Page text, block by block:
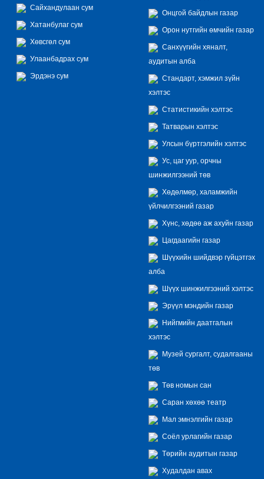
Сайхандулаан сум
Хатанбулаг сум
Хөвсгөл сум
Улаанбадрах сум
Эрдэнэ сум
Онцгой байдлын газар
Орон нутгийн өмчийн газар
Санхүүгийн хяналт,
аудитын алба
Стандарт, хэмжил зүйн
хэлтэс
Статистикийн хэлтэс
Татварын хэлтэс
Улсын бүртгэлийн хэлтэс
Ус, цаг уур, орчны
шинжилгээний төв
Хөдөлмөр, халамжийн
үйлчилгээний газар
Хүнс, хөдөө аж ахуйн газар
Цагдаагийн газар
Шүүхийн шийдвэр гүйцэтгэх
алба
Шүүх шинжилгээний хэлтэс
Эрүүл мэндийн газар
Нийгмийн даатгалын
хэлтэс
Музей сургалт, судалгааны
төв
Төв номын сан
Саран хөхөө театр
Мал эмнэлгийн газар
Соёл урлагийн газар
Төрийн аудитын газар
Худалдан авах